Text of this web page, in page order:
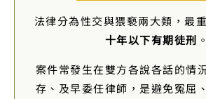
法律分為性交與猥褻兩大類，最
十年以下有期徒刑 。
案件常發生在雙方各說各話的情
存、及早委任律師，是避免冤屈